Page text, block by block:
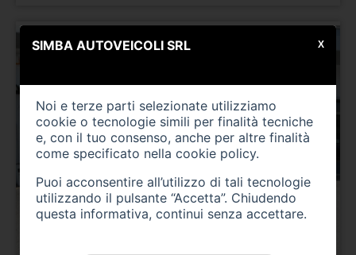
SIMBA AUTOVEICOLI SRL
Noi e terze parti selezionate utilizziamo
cookie o tecnologie simili per finalità tecniche
e, con il tuo consenso, anche per altre finalità
come specificato nella cookie policy.
Puoi acconsentire all’utilizzo di tali tecnologie
utilizzando il pulsante “Accetta”. Chiudendo
questa informativa, continui senza accettare.
X